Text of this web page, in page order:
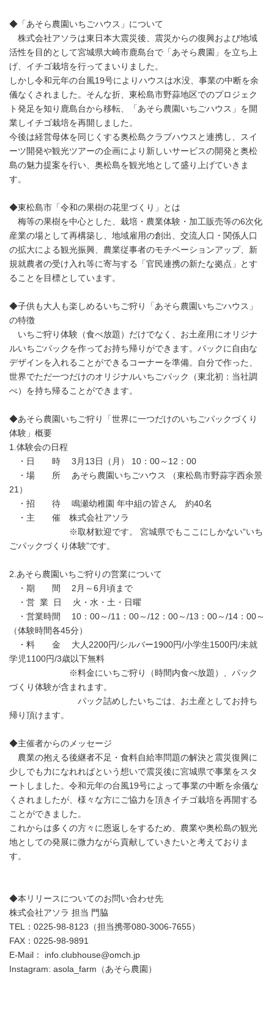
◆「あそら農園いちごハウス」について
株式会社アソラは東日本大震災後、震災からの復興および地域
活性を目的として宮城県大崎市鹿島台で「あそら農園」を立ち上
げ、イチゴ栽培を行ってまいりました。
しかし令和元年の台風19号によりハウスは水没、事業の中断を余
儀なくされました。そんな折、東松島市野蒜地区でのプロジェク
ト発足を知り鹿島台から移転、「あそら農園いちごハウス」を開
業しイチゴ栽培を再開しました。
今後は経営母体を同じくする奥松島クラブハウスと連携し、スイ
ーツ開発や観光ツアーの企画により新しいサービスの開発と奥松
島の魅力提案を行い、奥松島を観光地として盛り上げていきま
す。
◆東松島市「令和の果樹の花里づくり」とは
梅等の果樹を中心とした、栽培・農業体験・加工販売等の6次化
産業の場として再構築し、地域雇用の創出、交流人口・関係人口
の拡大による観光振興、農業従事者のモチベーションアップ、新
規就農者の受け入れ等に寄与する「官民連携の新たな拠点」とす
ることを目標としています。
◆子供も大人も楽しめるいちご狩り「あそら農園いちごハウス」
の特徴
いちご狩り体験（食べ放題）だけでなく、お土産用にオリジナ
ルいちごパックを作ってお持ち帰りができます。パックに自由な
デザインを入れることができるコーナーを準備。自分で作った、
世界でただ一つだけのオリジナルいちごパック（東北初：当社調
べ）を持ち帰ることができます。
◆あそら農園いちご狩り「世界に一つだけのいちごパックづくり
体験」概要
1.体験会の日程
・日 時 3月13日（月） 10：00～12：00
・場 所 あそら農園いちごハウス （東松島市野蒜字西余景
21）
・招 待 鳴瀬幼稚園 年中組の皆さん 約40名
・主 催 株式会社アソラ
※取材歓迎です。 宮城県でもここにしかない“いち
ごパックづくり体験”です。
2.あそら農園いちご狩りの営業について
・期 間 2月～6月頃まで
・営 業 日 火・水・土・日曜
・営業時間 10：00～/11：00～/12：00～/13：00～/14：00～
（体験時間各45分）
・料 金 大人2200円/シルバー1900円/小学生1500円/未就
学児1100円/3歳以下無料
※料金にいちご狩り（時間内食べ放題）、パック
づくり体験が含まれます。
パック詰めしたいちごは、お土産としてお持ち
帰り頂けます。
◆主催者からのメッセージ
農業の抱える後継者不足・食料自給率問題の解決と震災復興に
少しでも力になれればという想いで震災後に宮城県で事業をスタ
ートしました。令和元年の台風19号によって事業の中断を余儀な
くされましたが、様々な方にご協力を頂きイチゴ栽培を再開する
ことができました。
これからは多くの方々に恩返しをするため、農業や奥松島の観光
地としての発展に微力ながら貢献していきたいと考えておりま
す。
◆本リリースについてのお問い合わせ先
株式会社アソラ 担当 門脇
TEL：0225-98-8123（担当携帯080-3006-7655）
FAX：0225-98-9891
E-Mail： info.clubhouse@omch.jp
Instagram: asola_farm（あそら農園）